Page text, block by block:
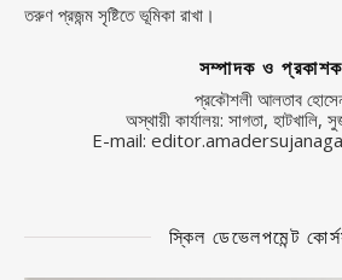
তরুণ প্রজন্ম সৃষ্টিতে ভূমিকা রাখা।
সম্পাদক ও প্রকাশক
প্রকৌশলী আলতাব
অস্থায়ী কার্যালয়: সাগতা, হাটখালি,
E-mail:
স্কিল ডেভেলপমেন্ট